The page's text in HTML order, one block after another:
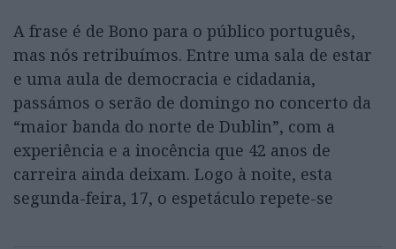
A frase é de Bono para o público português,
mas nós retribuímos. Entre uma sala de estar
e uma aula de democracia e cidadania,
passámos o serão de domingo no concerto da
“maior banda do norte de Dublin”, com a
experiência e a inocência que 42 anos de
carreira ainda deixam. Logo à noite, esta
segunda-feira, 17, o espetáculo repete-se